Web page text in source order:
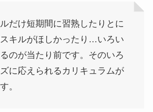
だけ短期間に習熟したりとに
キルがほしかったり…いろい
のが当たり前です。そのいろ
に応えられるカリキュラムが
。